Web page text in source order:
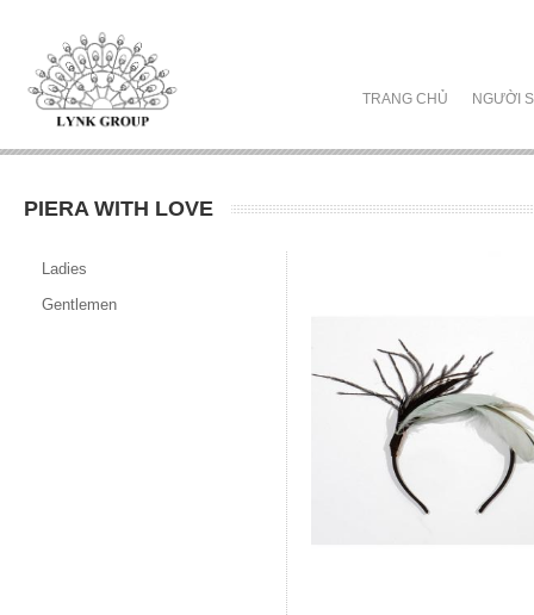
TRANG CHỦ NGƯỜI
PIERA WITH LOVE
Ladies
Gentlemen